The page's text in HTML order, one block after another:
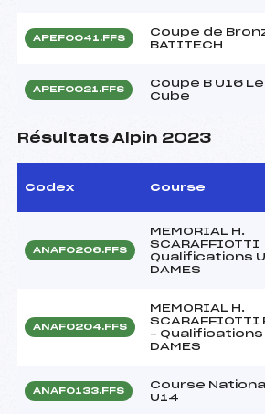
APEF0041.FFS
Coupe de
BATITECH
APEF0021.FFS
Coupe B U16 Le
Cube
Résultats Alpin 2023
Codex Course
ANAF0206.FFS
MEMORIAL H.
SCARAFFIOTTI
Qualifications
DAMES
ANAF0204.FFS
MEMORIAL H.
SCARAFFIOTTI
– Qualifications
DAMES
ANAF0133.FFS
Course
U14